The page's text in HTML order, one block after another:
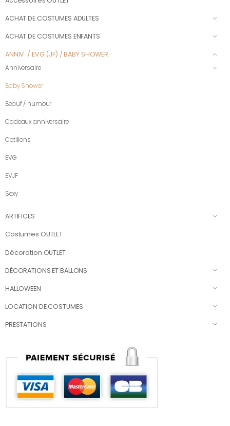
ACHAT DE COSTUMES ADULTES
ACHAT DE COSTUMES ENFANTS
ANNIV. / EVG (JF) / BABY SHOWER
Anniversaire
Baby Shower
Beauf / humour
Cadeaux anniversaire
Cotillons
EVG
EVJF
Sexy
ARTIFICES
Costumes OUTLET
Décoration OUTLET
DÉCORATIONS ET BALLONS
HALLOWEEN
LOCATION DE COSTUMES
PRESTATIONS